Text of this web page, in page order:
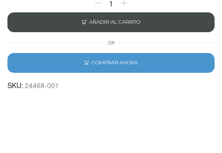
AÑADIR AL CARRITO
OR
COMPRAR AHORA
SKU: 24468-001